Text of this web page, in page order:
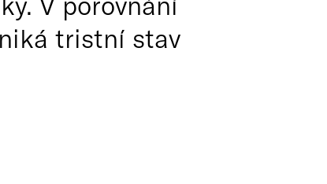
tristní stav